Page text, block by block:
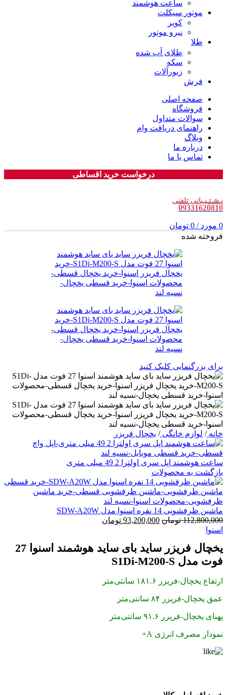
ساعت هوشمند
موتور سیکلت
کویر
نیرو موتور
طلا
طلای آب شده
سکه
زیورآلات
فرش
صفحه اصلی
فروشگاه
سوالات متداول
راهنمای دریافت وام
وبلاگ
درباره ما
تماس با ما
درخواست خرید اقساطی
پـشـتـیـبانی تلفنی
09331620810
0 مورد /
0 تومان
فروخته شده
برای بزرگنمایی کلیک کنید
خانه/ لوازم خانگی/ یخچال فریزر
ساعت هوشمند اپل سری اولترا 2 49 میلی متری
بازگشت به محصولات
ماشین ظرفشویی 14 نفره اسنوا مدل SDW-A20W
112,800,000 تومان قیمت
بود.
93,200,000 تومان
اسنوا
یخچال فریزر ساید بای ساید هوشمند اسنوا 27
فوت مدل S1Di-M200-S
ارتفاع یخچال-فریزر ۱۸۱.۶ سانتی‌متر
عمق یخچال-فریزر ۸۴ سانتی‌متر
پهنای یخچال-فریزر ۹۱.۶ سانتی‌متر
نمودار مصرف انرژی A+